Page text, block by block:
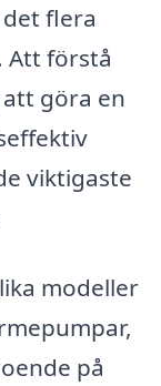
flera
Att förstå
göra en
viktigaste
modeller
på